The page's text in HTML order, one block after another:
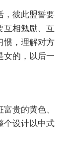
彼此盟誓要
互相勉励、互
惯，理解对方
女的，以后一
贵的黄色、
个设计以中式